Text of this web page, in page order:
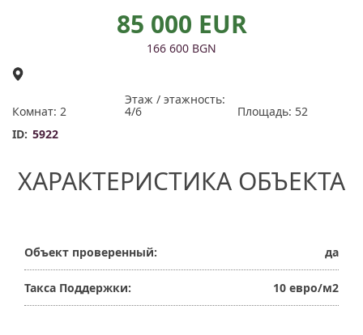
85 000 EUR
166 600 BGN
Комнат: 2
Этаж / этажность:
4/6
Площадь: 52
ID: 5922
ХАРАКТЕРИСТИКА ОБЪЕКТА
Объект проверенный: да
Такса Поддержки: 10 евро/м2